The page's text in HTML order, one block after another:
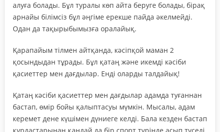
алуға болады. Бұл туралы көп айта беруге болады, бірақ
арнайы білімсіз бұл әңгіме ерекше пайда әкелмейді.
Одан да тақырыбымызға оралайық.
Қарапайым тілмен айтқанда, кәсіпқой маман 2
қосындыдан тұрады. Бұл қатаң және икемді кәсіби
қасиеттер мен дағдылар. Енді оларды талдайық!
Қатаң кәсіби қасиеттер мен дағдылар адамда туғаннан
бастап, өмір бойы қалыптасуы мүмкін. Мысалы, адам
керемет дене күшімен дүниеге келді. Бала кезден бастап